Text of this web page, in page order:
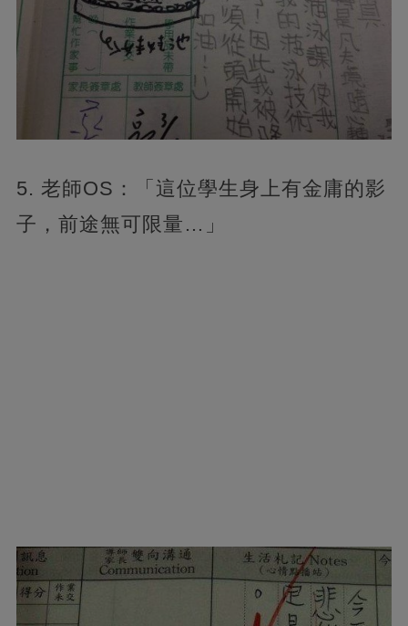
5. 老師OS：「這位學生身上有金庸的影
子，前途無可限量…」